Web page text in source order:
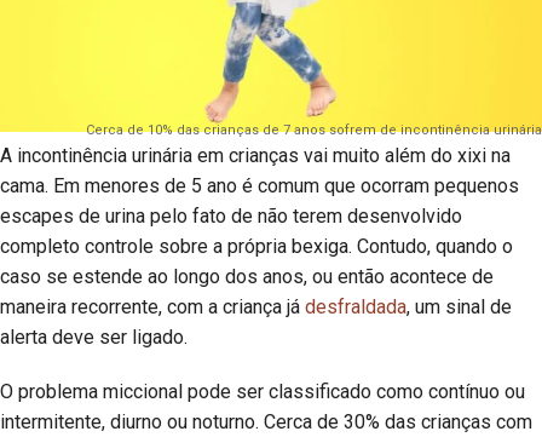
Cerca de 10% das crianças de 7 anos sofrem de incontinência urinária
A incontinência urinária em crianças vai muito além do xixi na
cama. Em menores de 5 ano é comum que ocorram pequenos
escapes de urina pelo fato de não terem desenvolvido
completo controle sobre a própria bexiga. Contudo, quando o
caso se estende ao longo dos anos, ou então acontece de
maneira recorrente, com a criança já desfraldada, um sinal de
alerta deve ser ligado.
O problema miccional pode ser classificado como contínuo ou
intermitente, diurno ou noturno. Cerca de 30% das crianças com